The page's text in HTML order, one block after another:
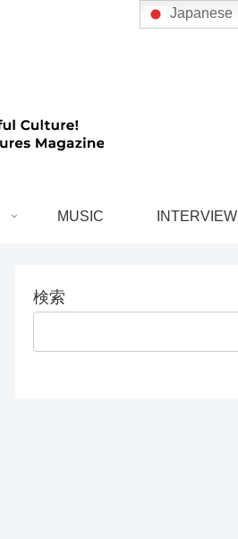
MUSIC INTERVIEW
検索
Japanese